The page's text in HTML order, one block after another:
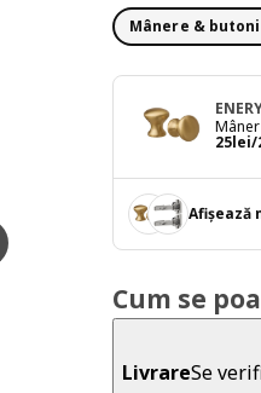
Mânere &
25lei/
Preț
Afișează
Cum se
LivrareSe